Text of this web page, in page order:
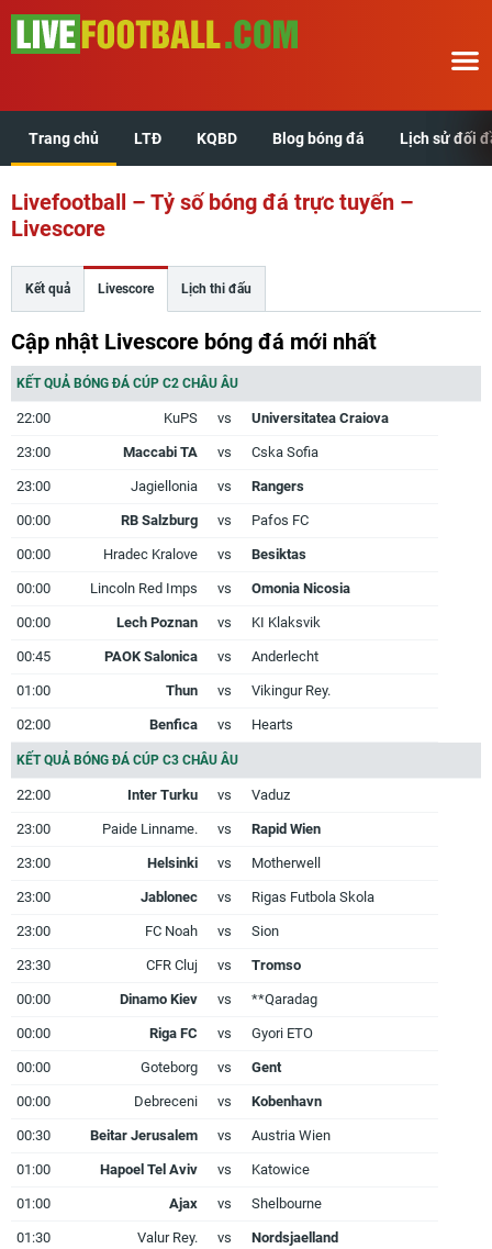
Trang chủ LTĐ KQBD Blog bóng đá Lịch sử đối
Livefootball – Tỷ số bóng đá trực tuyến –
Livescore
Kết quả Livescore Lịch thi đấu
Cập nhật Livescore bóng đá mới nhất
KẾT QUẢ BÓNG ĐÁ CÚP C2 CHÂU ÂU
22:00 KuPS vs Universitatea Craiova
23:00 Maccabi TA vs Cska Sofia
23:00 Jagiellonia vs Rangers
00:00 RB Salzburg vs Pafos FC
00:00 Hradec Kralove vs Besiktas
00:00 Lincoln Red Imps vs Omonia Nicosia
00:00 Lech Poznan vs KI Klaksvik
00:45 PAOK Salonica vs Anderlecht
01:00 Thun vs Vikingur Rey.
02:00 Benfica vs Hearts
KẾT QUẢ BÓNG ĐÁ CÚP C3 CHÂU ÂU
22:00 Inter Turku vs Vaduz
23:00 Paide Linname. vs Rapid Wien
23:00 Helsinki vs Motherwell
23:00 Jablonec vs Rigas Futbola Skola
23:00 FC Noah vs Sion
23:30 CFR Cluj vs Tromso
00:00 Dinamo Kiev vs **Qaradag
00:00 Riga FC vs Gyori ETO
00:00 Goteborg vs Gent
00:00 Debreceni vs Kobenhavn
00:30 Beitar Jerusalem vs Austria Wien
01:00 Hapoel Tel Aviv vs Katowice
01:00 Ajax vs Shelbourne
01:30 Valur Rey. vs Nordsjaelland
Trang chủ
LTĐ
KQBD
Lịch sử đối đầu